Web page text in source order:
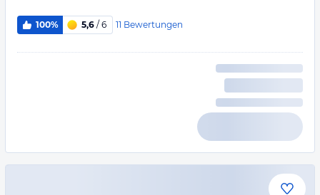
100% 5,6 / 6 11 Bewertungen